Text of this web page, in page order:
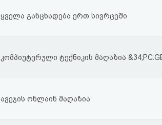
ყველა განცხადება ერთ სივრცეში
კომპიუტერული ტექნიკის მაღაზია
ავეჯის ონლაინ მაღაზია